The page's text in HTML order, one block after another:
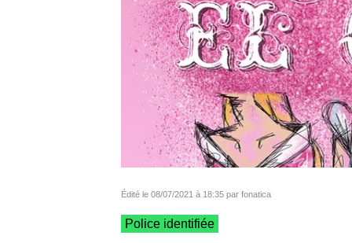
Édité le 08/07/2021 à 18:35 par fonatica
Police identifiée